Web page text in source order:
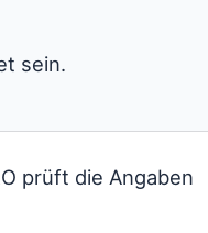
sein.
prüft die Angaben